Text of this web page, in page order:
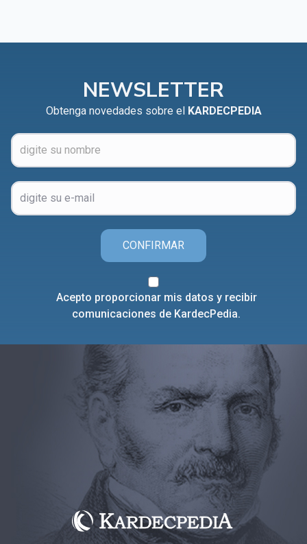
NEWSLETTER
Obtenga novedades sobre el KARDECPEDIA
CONFIRMAR
Acepto proporcionar mis datos y recibir
comunicaciones de KardecPedia.